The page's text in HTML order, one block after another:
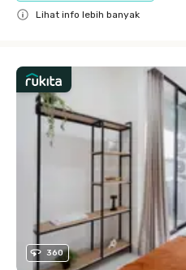
Lihat info lebih banyak
360